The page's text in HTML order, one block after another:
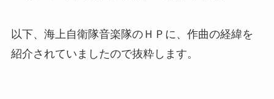
以下、海上自衛隊音楽隊のＨＰに、作曲の経緯を
紹介されていましたので抜粋します。